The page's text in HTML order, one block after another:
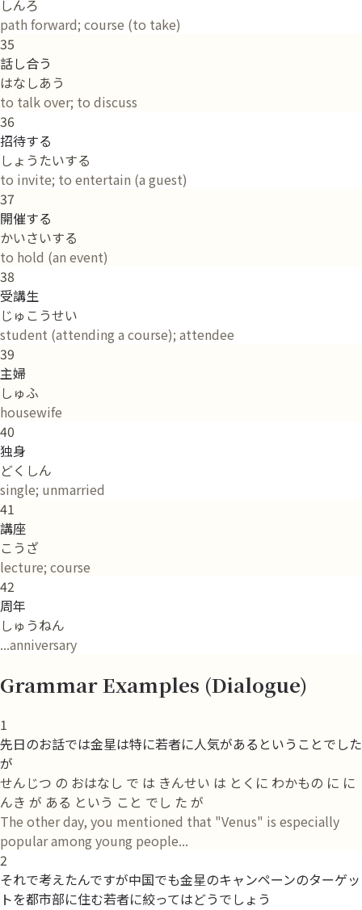
しんろ
path forward; course (to take)
35
話し合う
はなしあう
to talk over; to discuss
36
招待する
しょうたいする
to invite; to entertain (a guest)
37
開催する
かいさいする
to hold (an event)
38
受講生
じゅこうせい
student (attending a course); attendee
39
主婦
しゅふ
housewife
40
独身
どくしん
single; unmarried
41
講座
こうざ
lecture; course
42
周年
しゅうねん
...anniversary
Grammar Examples (Dialogue)
1
先日のお話では金星は特に若者に人気があるということでした
が
せんじつ の おはなし で は きんせい は とくに わかもの に に
んき が ある という こと でし た が
The other day, you mentioned that "Venus" is especially
popular among young people...
2
それで考えたんですが中国でも金星のキャンペーンのターゲッ
トを都市部に住む若者に絞ってはどうでしょう